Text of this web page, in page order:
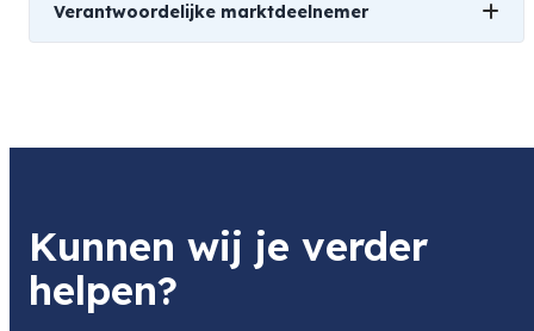
Verantwoordelijke marktdeelnemer
Product
BXA30954
Item code leverancier
BXA30954
Adres
Kunnen wij je verder
helpen?